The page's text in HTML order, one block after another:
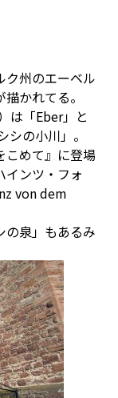
ク州のエーベル
かれてる。
は「Eber」と
シの小川」。
こめて』に登場
インツ・フォ
von dem
の泉」もあるみ